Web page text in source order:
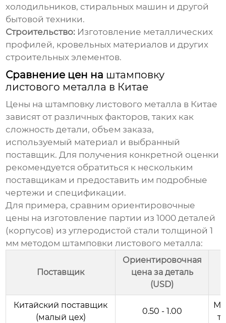
холодильников, стиральных машин и другой
бытовой техники.
Строительство: Изготовление металлических
профилей, кровельных материалов и других
строительных элементов.
Сравнение цен на штамповку
листового металла в Китае
Цены на штамповку листового металла в Китае
зависят от различных факторов, таких как
сложность детали, объем заказа,
используемый материал и выбранный
поставщик. Для получения конкретной оценки
рекомендуется обратиться к нескольким
поставщикам и предоставить им подробные
чертежи и спецификации.
Для примера, сравним ориентировочные
цены на изготовление партии из 1000 деталей
(корпусов) из углеродистой стали толщиной 1
мм методом штамповки листового металла:
Поставщик
Ориентировочная
цена за деталь
(USD)
Китайский поставщик
(малый цех)
0.50 - 1.00